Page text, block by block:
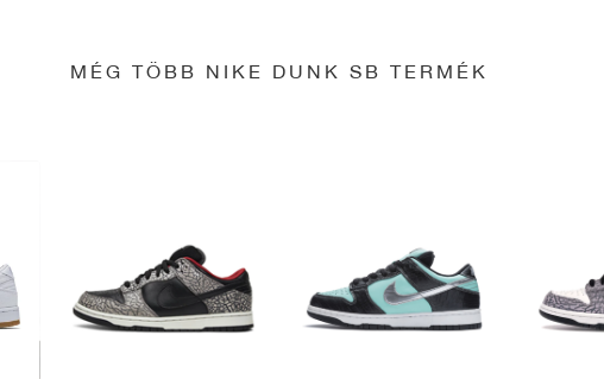
MÉG TÖBB NIKE DUNK SB TERMÉK